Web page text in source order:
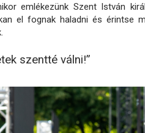
emlékezünk Szent István
el fognak haladni és érintse
szentté válni!”